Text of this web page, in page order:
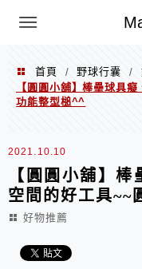
Menu
首頁 / 野球行囊 /
【圓圓小舖】棒壘球具
功能整型槌^^
2021.10.10
【圓圓小舖】
空間的好工具~~
好物推薦